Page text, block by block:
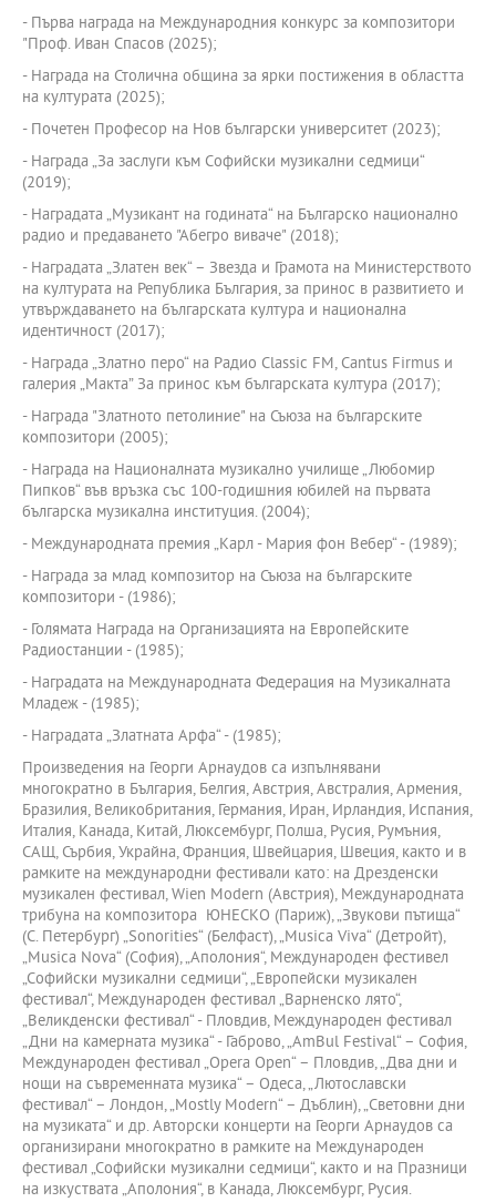
- Първа награда на Международния конкурс за композитори
"Проф. Иван Спасов (2025);
- Награда на Столична община за ярки постижения в областта
на културата (2025);
- Почетен Професор на Нов български университет (2023);
- Награда „За заслуги към Софийски музикални седмици“
(2019);
- Наградата „Музикант на годината“ на Българско национално
радио и предаването "Абегро виваче" (2018);
- Наградата „Златен век“ – Звезда и Грамота на Министерството
на културата на Република България, за принос в развитието и
утвърждаването на българската култура и национална
идентичност (2017);
- Награда „Златно перо“ на Радио Classic FM, Cantus Firmus и
галерия „Макта” За принос към българската култура (2017);
- Награда "Златното петолиние" на Съюза на българските
композитори (2005);
- Награда на Националната музикално училище „Любомир
Пипков“ във връзка със 100-годишния юбилей на първата
българска музикална институция. (2004);
- Международната премия „Карл - Мария фон Вебер“ - (1989);
- Награда за млад композитор на Съюза на българските
композитори - (1986);
- Голямата Награда на Организацията на Европейските
Радиостанции - (1985);
- Наградата на Международната Федерация на Музикалната
Младеж - (1985);
- Наградата „Златната Арфа“ - (1985);
Произведения на Георги Арнаудов са изпълнявани
многократно в България, Белгия, Австрия, Австралия, Армения,
Бразилия, Великобритания, Германия, Иран, Ирландия, Испания,
Италия, Канада, Китай, Люксембург, Полша, Русия, Румъния,
САЩ, Сърбия, Украйна, Франция, Швейцария, Швеция, както и в
рамките на международни фестивали като: на Дрезденски
музикален фестивал, Wien Modern (Австрия), Международната
трибуна на композитора ­ ЮНЕСКО (Париж), „Звукови пътища“
(С. Петербург) „Sonorities“ (Белфаст), „Musica Viva“ (Детройт),
„Musica Nova“ (София), „Аполония“, Международен фестивел
„Софийски музикални седмици“, „Европейски музикален
фестивал“, Международен фестивал „Варненско лято“,
„Великденски фестивал“ - Пловдив, Международен фестивал
„Дни на камерната музика“ - Габрово, „AmBul Festival“ – София,
Международен фестивал „Opera Open“ – Пловдив, „Два дни и
нощи на съвременната музика“ – Одеса, „Лютославски
фестивал“ – Лондон, „Mostly Modern“ – Дъблин), „Световни дни
на музиката“ и др. Авторски концерти на Георги Арнаудов са
организирани многократно в рамките на Международен
фестивал „Софийски музикални седмици“, както и на Празници
на изкуствата „Аполония“, в Канада, Люксембург, Русия.